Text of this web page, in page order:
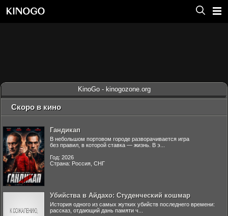
KinoGo - kinogozone.org
Скоро в кино
Гандикап
В небольшом портовом городе разворачивается игра
без правил, в которой ставка — жизнь. В э...
Год: 2026
Страна: Россия, СНГ
Убийства в Айдахо: Студенческий кошмар
История одного из самых жутких убийств последнего времени:
рассказ, отдающий дань памяти ч...